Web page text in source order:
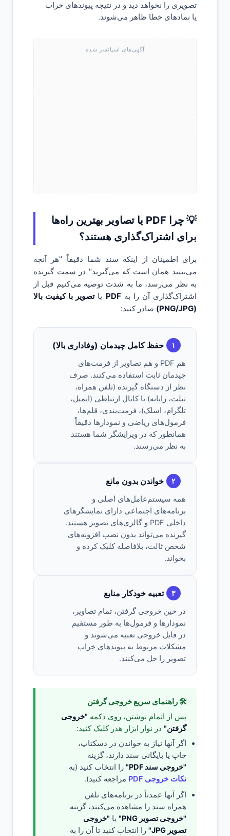
تصویری را نخواهد دید و در نتیجه پیوندهای خراب
یا نمادهای خطا ظاهر می‌شوند.
آگهی‌های اسپانسر شده
💡 چرا PDF یا تصاویر بهترین راه‌ها
برای اشتراک‌گذاری هستند؟
برای اطمینان از اینکه سند شما دقیقاً "هر آنچه
می‌بینید همان است که می‌گیرید" در سمت گیرنده
به نظر می‌رسد، ما به شدت توصیه می‌کنیم قبل از
اشتراک‌گذاری آن را بهPDF یاتصویر با کیفیت بالا
(PNG/JPG)
صادر کنید:
۱ حفظ کامل چیدمان (وفاداری بالا)
هم PDF و هم تصاویر از فرمت‌های
چیدمان ثابت استفاده می‌کنند. صرف
نظر از دستگاه گیرنده (تلفن همراه،
تبلت، رایانه) یا کانال ارتباطی (ایمیل،
تلگرام، اسلک)، فرمت‌بندی، قلم‌ها،
فرمول‌های ریاضی و نمودارها دقیقاً
همانطور که در ویرایشگر شما هستند
به نظر می‌رسند.
۲ خواندن بدون مانع
همه سیستم‌عامل‌های اصلی و
برنامه‌های اجتماعی دارای نمایشگرهای
داخلی PDF و گالری‌های تصویر هستند.
گیرنده می‌تواند بدون نصب افزونه‌های
شخص ثالث، بلافاصله کلیک کرده و
بخواند.
۳ تعبیه خودکار منابع
در حین خروجی گرفتن، تمام تصاویر،
نمودارها و فرمول‌ها به طور مستقیم
در فایل خروجی تعبیه می‌شوند و
مشکلات مربوط به پیوندهای خراب
تصویر را حل می‌کنند.
🛠️ راهنمای سریع خروجی گرفتن
پس از اتمام نوشتن، روی دکمه "خروجی
گرفتن" در نوار ابزار هدر کلیک کنید:
اگر آنها نیاز به خواندن در دسکتاپ،
چاپ یا بایگانی سند دارند، گزینه
"خروجی سند PDF"
را انتخاب کنید (به
نکات خروجی PDF
مراجعه کنید).
اگر آنها عمدتاً در برنامه‌های تلفن
همراه سند را مشاهده می‌کنند، گزینه
"خروجی تصویر PNG"
یا "خروجی
تصویر JPG"
را انتخاب کنید تا آن را به